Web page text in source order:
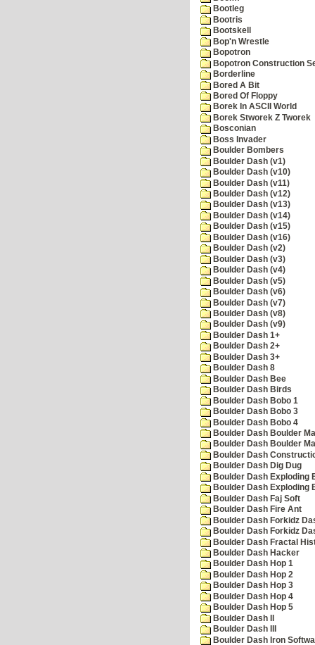
Bootleg
Bootris
Bootskell
Bop'n Wrestle
Bopotron
Bopotron Construction
Borderline
Bored A Bit
Bored Of Floppy
Borek In ASCII World
Borek Stworek Z Tworek
Bosconian
Boss Invader
Boulder Bombers
Boulder Dash (v1)
Boulder Dash (v10)
Boulder Dash (v11)
Boulder Dash (v12)
Boulder Dash (v13)
Boulder Dash (v14)
Boulder Dash (v15)
Boulder Dash (v16)
Boulder Dash (v2)
Boulder Dash (v3)
Boulder Dash (v4)
Boulder Dash (v5)
Boulder Dash (v6)
Boulder Dash (v7)
Boulder Dash (v8)
Boulder Dash (v9)
Boulder Dash 1+
Boulder Dash 2+
Boulder Dash 3+
Boulder Dash 8
Boulder Dash Bee
Boulder Dash Birds
Boulder Dash Bobo 1
Boulder Dash Bobo 3
Boulder Dash Bobo 4
Boulder Dash Boulder
Boulder Dash Boulder
Boulder Dash
Boulder Dash Dig Dug
Boulder Dash Exploding
Boulder Dash Exploding
Boulder Dash Faj Soft
Boulder Dash Fire Ant
Boulder Dash Forkidz
Boulder Dash Forkidz
Boulder Dash Fractal
Boulder Dash Hacker
Boulder Dash Hop 1
Boulder Dash Hop 2
Boulder Dash Hop 3
Boulder Dash Hop 4
Boulder Dash Hop 5
Boulder Dash II
Boulder Dash III
Boulder Dash Iron